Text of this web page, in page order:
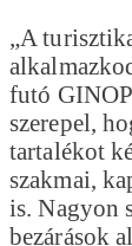
„A
futó
szerepel,
tartalékot
szakmai,
is. Nagyon
bezárások